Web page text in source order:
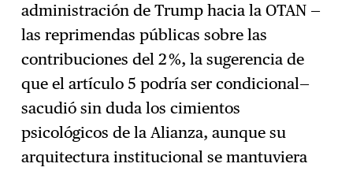
administración de Trump hacia la OTAN —
las reprimendas públicas sobre las
contribuciones del 2 %, la sugerencia de
que el artículo 5 podría ser condicional—
sacudió sin duda los cimientos
psicológicos de la Alianza, aunque su
arquitectura institucional se mantuviera